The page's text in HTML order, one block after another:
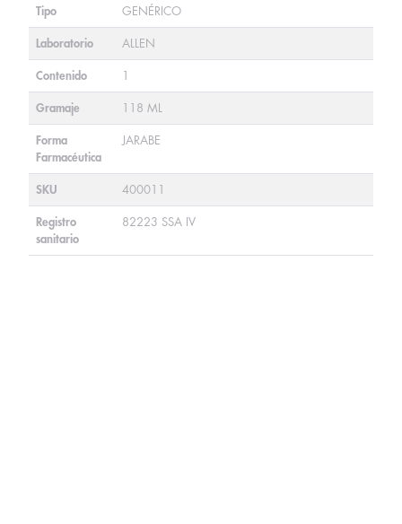
Tipo GENÉRICO
Laboratorio ALLEN
Contenido 1
Gramaje 118 ML
Forma
Farmacéutica
JARABE
SKU 400011
Registro
sanitario
82223 SSA IV